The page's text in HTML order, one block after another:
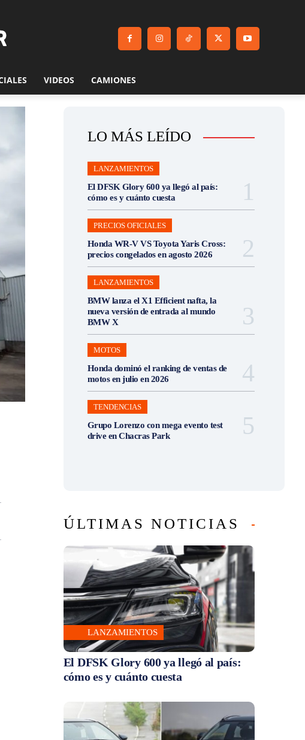
VIDEOS CAMIONES
LO MÁS LEÍDO
LANZAMIENTOS
El DFSK Glory 600 ya llegó al país:
cómo es y cuánto cuesta
PRECIOS OFICIALES
Honda WR-V VS Toyota Yaris Cross:
precios congelados en agosto 2026
LANZAMIENTOS
BMW lanza el X1 Efficient nafta, la
nueva versión de entrada al mundo
BMW X
MOTOS
Honda dominó el ranking de ventas de
motos en julio en 2026
TENDENCIAS
Grupo Lorenzo con mega evento test
drive en Chacras Park
ÚLTIMAS NOTICIAS
LANZAMIENTOS
El DFSK Glory 600 ya llegó al país:
cómo es y cuánto cuesta